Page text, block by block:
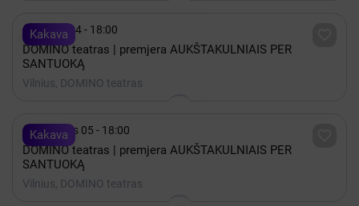
Kakava
 Spalis 04 - 18:00
DOMINO teatras | premjera AUKŠTAKULNIAIS PER
SANTUOKĄ
Vilnius, DOMINO teatras
Kakava
 Rugsėjis 05 - 18:00
DOMINO teatras | premjera AUKŠTAKULNIAIS PER
SANTUOKĄ
Vilnius, DOMINO teatras